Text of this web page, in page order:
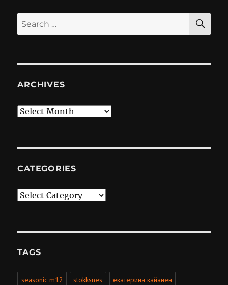
Search
for:
ARCHIVES
Archives
CATEGORIES
Categories
TAGS
seasonic m12 stokksnes екатерина кайанен